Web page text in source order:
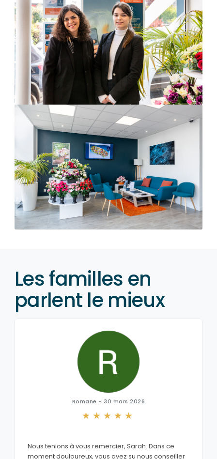
Les familles en
parlent le mieux
Romane - 30 mars 2026
Nous tenions à vous remercier, Sarah. Dans ce
moment douloureux, vous avez su nous conseiller